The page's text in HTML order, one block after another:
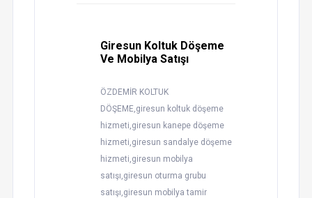
Giresun Koltuk Döşeme
Ve Mobilya Satışı
ÖZDEMİR KOLTUK
DÖŞEME,giresun koltuk döşeme
hizmeti,giresun kanepe döşeme
hizmeti,giresun sandalye döşeme
hizmeti,giresun mobilya
satışı,giresun oturma grubu
satışı,giresun mobilya tamir